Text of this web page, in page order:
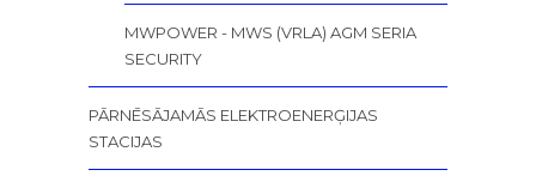
MWPOWER - MWS (VRLA) AGM SERIA
SECURITY
PĀRNĒSĀJAMĀS ELEKTROENERĢIJAS
STACIJAS